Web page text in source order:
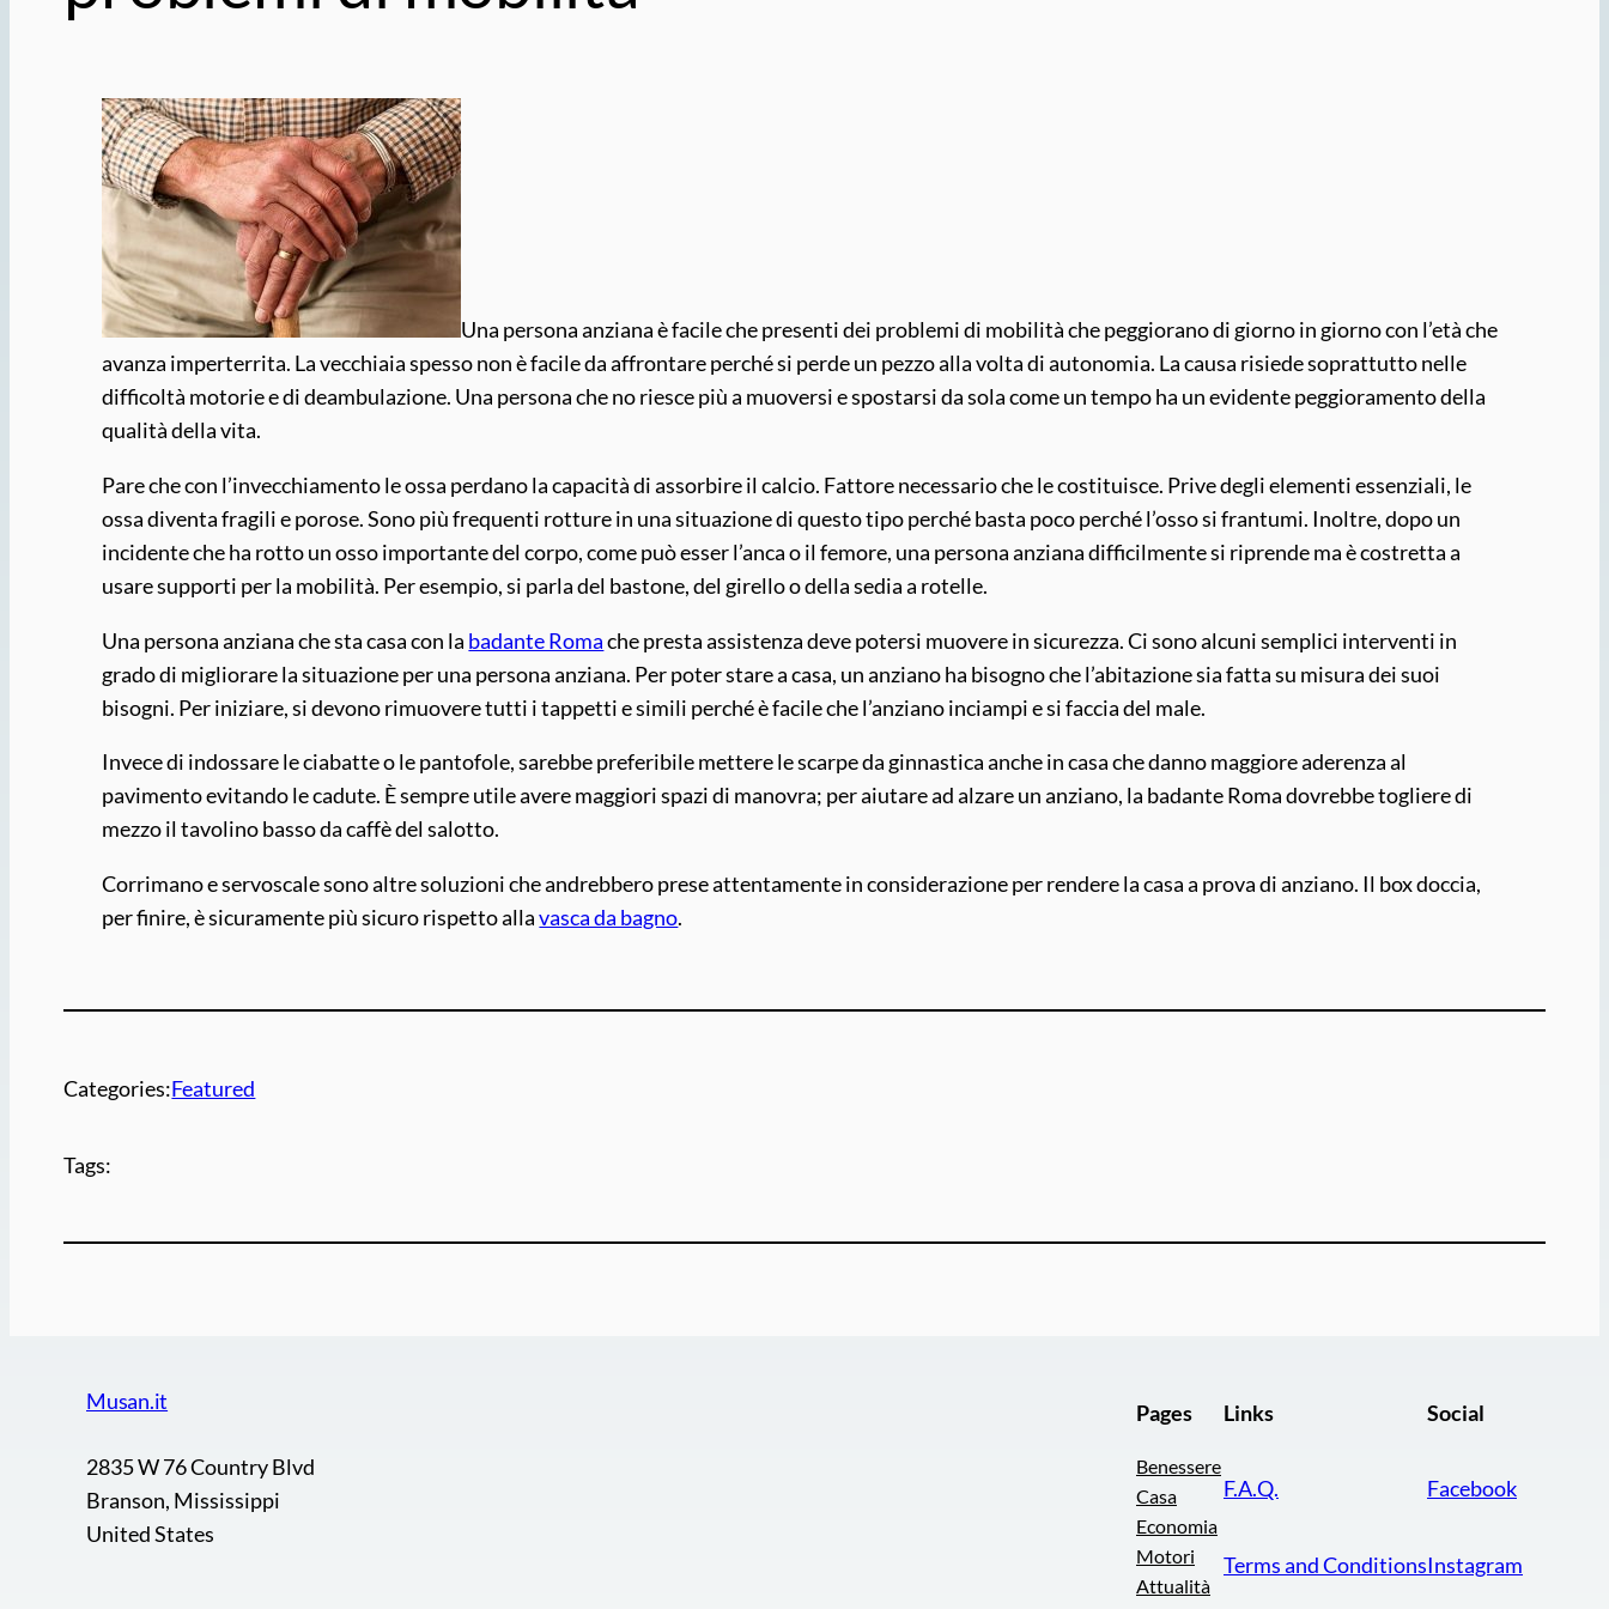
Una persona anziana è facile che presenti dei problemi di mobilità che peggiorano di giorno in giorno con l’età che
avanza imperterrita. La vecchiaia spesso non è facile da affrontare perché si perde un pezzo alla volta di autonomia. La causa risiede soprattutto nelle
difficoltà motorie e di deambulazione. Una persona che no riesce più a muoversi e spostarsi da sola come un tempo ha un evidente peggioramento della
qualità della vita.
Pare che con l’invecchiamento le ossa perdano la capacità di assorbire il calcio. Fattore necessario che le costituisce. Prive degli elementi essenziali, le
ossa diventa fragili e porose. Sono più frequenti rotture in una situazione di questo tipo perché basta poco perché l’osso si frantumi. Inoltre, dopo un
incidente che ha rotto un osso importante del corpo, come può esser l’anca o il femore, una persona anziana difficilmente si riprende ma è costretta a
usare supporti per la mobilità. Per esempio, si parla del bastone, del girello o della sedia a rotelle.
Una persona anziana che sta casa con la badante Romache presta assistenza deve potersi muovere in sicurezza. Ci sono alcuni semplici interventi in
grado di migliorare la situazione per una persona anziana. Per poter stare a casa, un anziano ha bisogno che l’abitazione sia fatta su misura dei suoi
bisogni. Per iniziare, si devono rimuovere tutti i tappetti e simili perché è facile che l’anziano inciampi e si faccia del male.
Invece di indossare le ciabatte o le pantofole, sarebbe preferibile mettere le scarpe da ginnastica anche in casa che danno maggiore aderenza al
pavimento evitando le cadute. È sempre utile avere maggiori spazi di manovra; per aiutare ad alzare un anziano, la badante Roma dovrebbe togliere di
mezzo il tavolino basso da caffè del salotto.
Corrimano e servoscale sono altre soluzioni che andrebbero prese attentamente in considerazione per rendere la casa a prova di anziano. Il box doccia,
per finire, è sicuramente più sicuro rispetto allavasca da bagno.
Categories:Featured
Tags:
Musan.it
2835 W 76 Country Blvd
Branson, Mississippi
United States
Pages
Benessere
Casa
Economia
Motori
Attualità
Links
F.A.Q.
Terms and Conditions
Social
Facebook
Instagram